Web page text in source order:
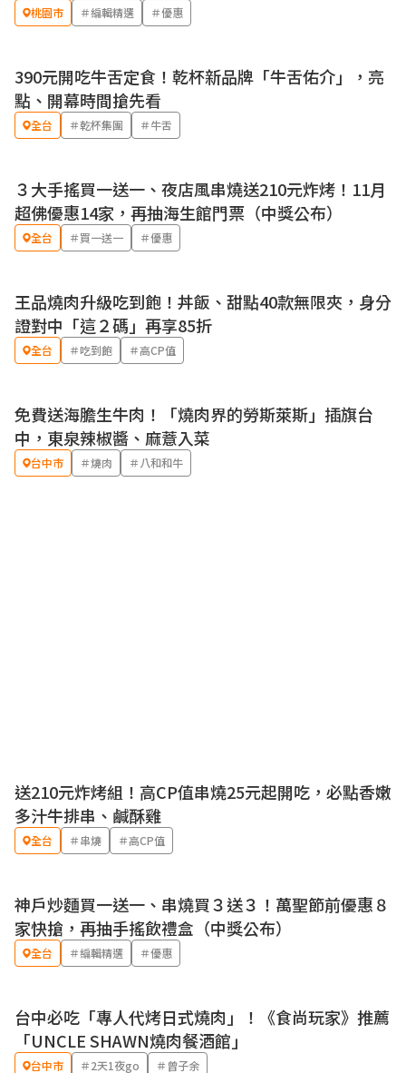
桃園市 ＃編輯精選 ＃優惠
390元開吃牛舌定食！乾杯新品牌「牛舌佑介」，亮
點、開幕時間搶先看
全台 ＃乾杯集團 ＃牛舌
優惠
３大手搖買一送一、夜店風串燒送210元炸烤！11月
超佛優惠14家，再抽海生館門票（中獎公布）
全台 ＃買一送一 ＃優惠
王品燒肉升級吃到飽！丼飯、甜點40款無限夾，身分
證對中「這２碼」再享85折
全台 ＃吃到飽 ＃高CP值
優惠
免費送海膽生牛肉！「燒肉界的勞斯萊斯」插旗台
中，東泉辣椒醬、麻薏入菜
台中市 ＃燒肉 ＃八和和牛
優惠
送210元炸烤組！高CP值串燒25元起開吃，必點香嫩
多汁牛排串、鹹酥雞
全台 ＃串燒 ＃高CP值
優惠
神戶炒麵買一送一、串燒買３送３！萬聖節前優惠８
家快搶，再抽手搖飲禮盒（中獎公布）
全台 ＃編輯精選 ＃優惠
台中必吃「專人代烤日式燒肉」！《食尚玩家》推薦
「UNCLE SHAWN燒肉餐酒館」
台中市 ＃2天1夜go ＃曾子余